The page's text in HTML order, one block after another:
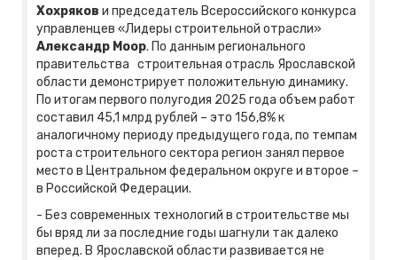
Хохряков и председатель Всероссийского конкурса
управленцев «Лидеры строительной отрасли»
Александр Моор. По данным регионального
правительства строительная отрасль Ярославской
области демонстрирует положительную динамику.
По итогам первого полугодия 2025 года объем работ
составил 45,1 млрд рублей – это 156,8% к
аналогичному периоду предыдущего года, по темпам
роста строительного сектора регион занял первое
место в Центральном федеральном округе и второе –
в Российской Федерации.
- Без современных технологий в строительстве мы
бы вряд ли за последние годы шагнули так далеко
вперед. В Ярославской области развивается не